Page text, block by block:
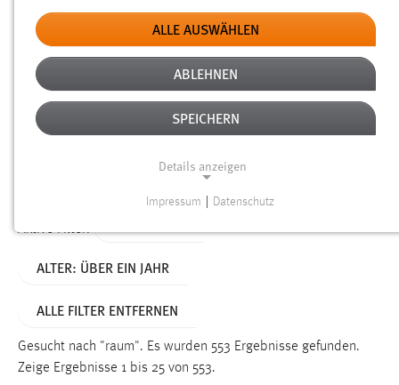
Typ
Erstellungsdatum
Alter
Aktive Filter:
ALTER: ÜBER EIN JAHR
ALLE FILTER ENTFERNEN
Gesucht nach "raum". Es wurden 553 Ergebnisse gefunden.
Zeige Ergebnisse 1 bis 25 von 553.
ALLE AUSWÄHLEN
ABLEHNEN
SPEICHERN
Details anzeigen
Funktionen und sind für die einwandfreie Funktion der
Name:
Impressum Datenschutz